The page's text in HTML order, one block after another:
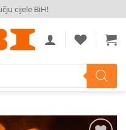
cijele BiH!